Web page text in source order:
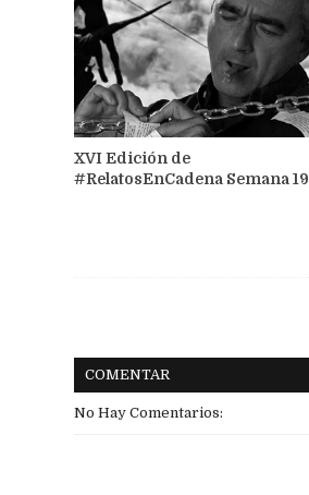
XVI Edición de
#RelatosEnCadena Semana 19
COMENTAR
No Hay Comentarios: